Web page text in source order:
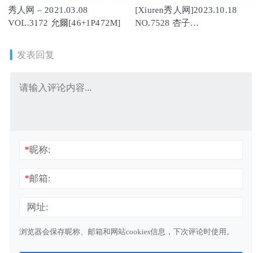
秀人网 – 2021.03.08
VOL.3172 允爾[46+1P472M]
[Xiuren秀人网]2023.10.18
NO.7528 杏子
发表回复
*昵称:
*邮箱:
网址:
浏览器会保存昵称、邮箱和网站cookies信息，下次评论时使用。